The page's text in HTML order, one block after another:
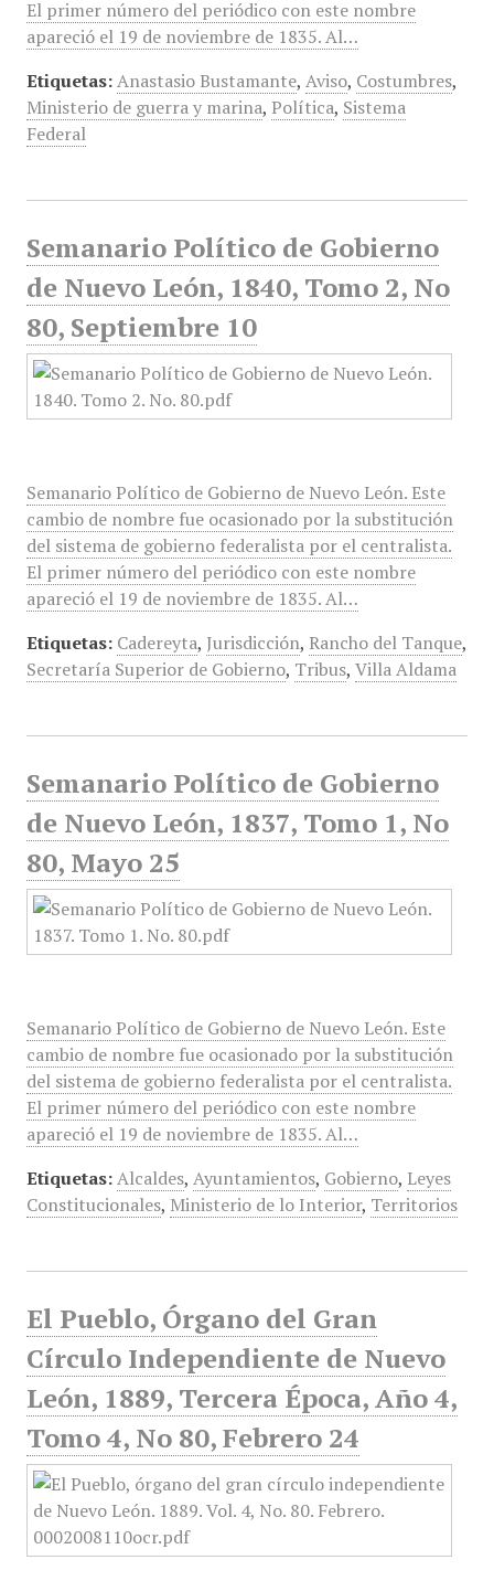
El primer número del periódico con este nombre
apareció el 19 de noviembre de 1835. Al…
Etiquetas: Anastasio Bustamante, Aviso, Costumbres,
Ministerio de guerra y marina, Política, Sistema
Federal
Semanario Político de Gobierno
de Nuevo León, 1840, Tomo 2, No
80, Septiembre 10
Semanario Político de Gobierno de Nuevo León. Este
cambio de nombre fue ocasionado por la substitución
del sistema de gobierno federalista por el centralista.
El primer número del periódico con este nombre
apareció el 19 de noviembre de 1835. Al…
Etiquetas: Cadereyta, Jurisdicción, Rancho del Tanque,
Secretaría Superior de Gobierno, Tribus, Villa Aldama
Semanario Político de Gobierno
de Nuevo León, 1837, Tomo 1, No
80, Mayo 25
Semanario Político de Gobierno de Nuevo León. Este
cambio de nombre fue ocasionado por la substitución
del sistema de gobierno federalista por el centralista.
El primer número del periódico con este nombre
apareció el 19 de noviembre de 1835. Al…
Etiquetas: Alcaldes, Ayuntamientos, Gobierno, Leyes
Constitucionales, Ministerio de lo Interior, Territorios
El Pueblo, Órgano del Gran
Círculo Independiente de Nuevo
León, 1889, Tercera Época, Año 4,
Tomo 4, No 80, Febrero 24